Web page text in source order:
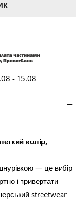
- 15.08
колір,
— це вибір
і привертати
streetwear